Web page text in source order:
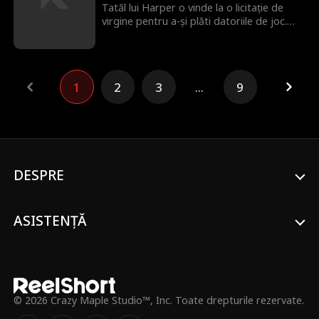
să reziste atracției dintre ei?
Tatăl lui Harper o vinde la o licitație de
virgine pentru a-și plăti datoriile de joc.
din lumea interlopă de la Harper?
1 2 3 ... 9
DESPRE
ASISTENȚĂ
© 2026 Crazy Maple Studio™, Inc. Toate drepturile rezervate.